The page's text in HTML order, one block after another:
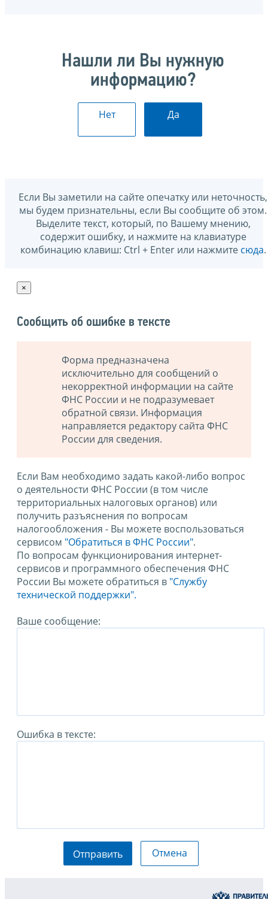
Нашли ли Вы нужную
информацию?
Нет Да
Если Вы заметили на сайте опечатку или неточность,
мы будем признательны, если Вы сообщите об этом.
Выделите текст, который, по Вашему мнению,
содержит ошибку, и нажмите на клавиатуре
комбинацию клавиш: Ctrl + Enter или нажмите сюда.
×
Сообщить об ошибке в тексте
Форма предназначена
исключительно для сообщений о
некорректной информации на сайте
ФНС России и не подразумевает
обратной связи. Информация
направляется редактору сайта ФНС
России для сведения.
Если Вам необходимо задать какой-либо вопрос
о деятельности ФНС России (в том числе
территориальных налоговых органов) или
получить разъяснения по вопросам
налогообложения - Вы можете воспользоваться
сервисом "Обратиться в ФНС России".
По вопросам функционирования интернет-
сервисов и программного обеспечения ФНС
России Вы можете обратиться в "Службу
технической поддержки".
Ваше сообщение:
Ошибка в тексте:
Отправить Отмена